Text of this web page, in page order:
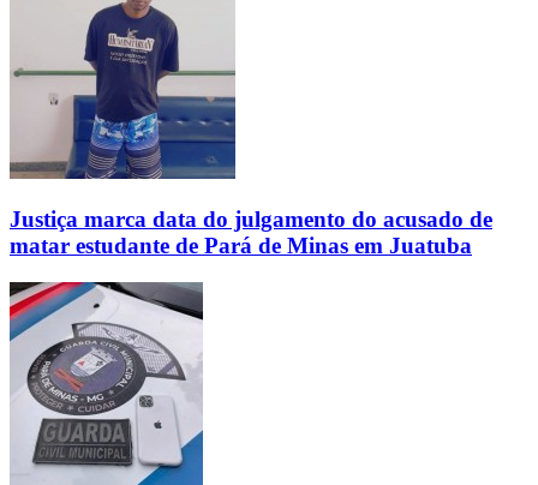
Justiça marca data do julgamento do acusado de
matar estudante de Pará de Minas em Juatuba